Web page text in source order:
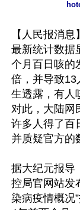
【人民报消
最新统计数据
个月百日咳的
倍，并导致13
生透露，有人
对此，大陆网
许多人得了百
并质疑官方的
据大纪元报导
控局官网站发
染病疫情概况